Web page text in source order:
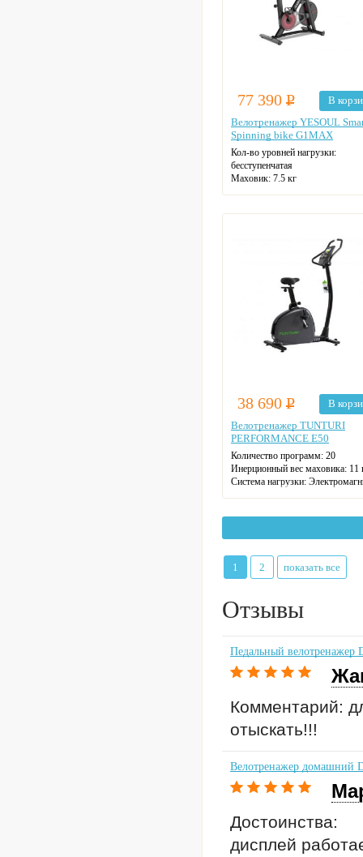
77 390 Р
В
Велотренажер YESOUL
Spinning bike G1MAX
Кол-во уровней нагрузки:
бесступенчатая
Маховик: 7.5 кг
38 690 Р
В
Велотренажер TUNTURI
PERFORMANCE E50
Количество программ: 20
Инерционный вес маховика: 11
Система нагрузки:
1 2 показать все
Отзывы
Педальный велотренажер
Комментарий:
отыскать!!!
Велотренажер домашний
Достоинства:
дисплей